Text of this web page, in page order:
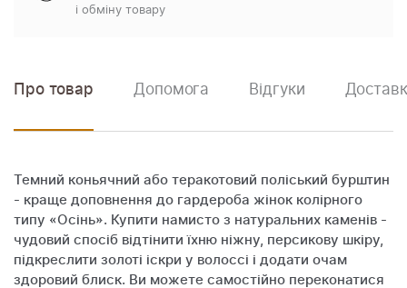
і обміну товару
Про товар Допомога Відгуки
Темний коньячний або теракотовий поліський бурштин
- краще доповнення до гардероба жінок колірного
типу «Осінь». Купити намисто з натуральних каменів -
чудовий спосіб відтінити їхню ніжну, персикову шкіру,
підкреслити золоті іскри у волоссі і додати очам
здоровий блиск. Ви можете самостійно переконатися